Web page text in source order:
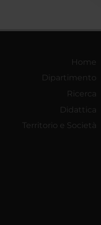
Home
Dipartimento
Ricerca
Didattica
Territorio e Società